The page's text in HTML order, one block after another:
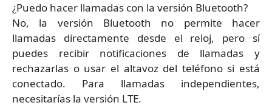
¿Puedo hacer llamadas con la versión Bluetooth?
No, la versión Bluetooth no permite hacer
llamadas directamente desde el reloj, pero sí
puedes recibir notificaciones de llamadas y
rechazarlas o usar el altavoz del teléfono si está
conectado. Para llamadas independientes,
necesitarías la versión LTE.